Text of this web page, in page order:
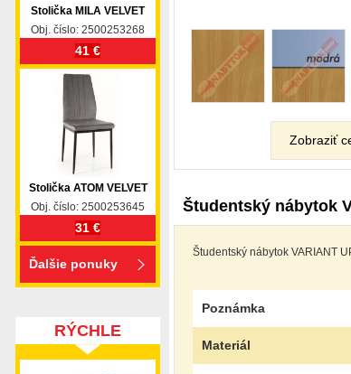
Zobraziť
Študentský nábytok
Študentský nábytok VARIANT
Poznámka
Materiál
Stolička MILA VELVET
Obj. číslo: 2500253268
41 €
Stolička ATOM VELVET
Obj. číslo: 2500253645
31 €
Ďalšie ponuky
RÝCHLE
DODANIE